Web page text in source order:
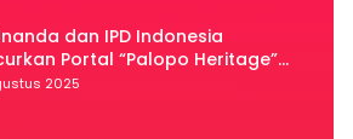
dan IPD Indonesia
Portal “Palopo Heritage”
Virtual
2025